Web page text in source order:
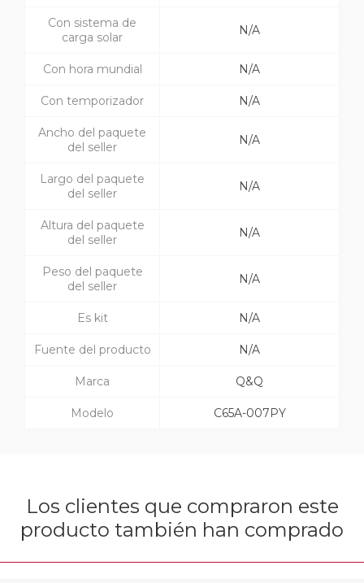
Con sistema de
carga solar
N/A
Con hora mundial N/A
Con temporizador N/A
Ancho del paquete
del seller
N/A
Largo del paquete
del seller
N/A
Altura del paquete
del seller
N/A
Peso del paquete
del seller
N/A
Es kit N/A
Fuente del producto N/A
Marca Q&Q
Modelo C65A-007PY
Los clientes que compraron este
producto también han comprado